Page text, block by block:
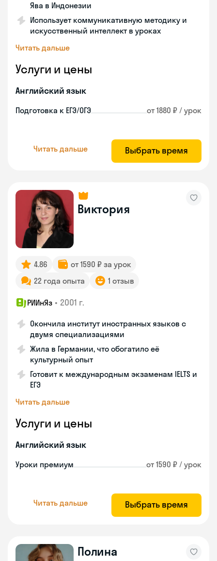
Ява в Индонезии
Использует коммуникативную методику и
искусственный интеллект в уроках
Читать дальше
Услуги и цены
Английский язык
Подготовка к ЕГЭ/ОГЭ от 1880 ₽ / урок
Читать дальше Выбрать время
Виктория
4.86
от 1590 ₽ за урок
22 года опыта
1 отзыв
РИИнЯз • 2001 г.
Окончила институт иностранных языков с
двумя специализациями
Жила в Германии, что обогатило её
культурный опыт
Готовит к международным экзаменам IELTS и
ЕГЭ
Читать дальше
Услуги и цены
Английский язык
Уроки премиум от 1590 ₽ / урок
Читать дальше Выбрать время
Полина